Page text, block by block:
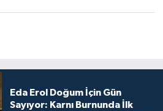
Eda Erol Doğum İçin Gün
Sayıyor: Karnı Burnunda İlk